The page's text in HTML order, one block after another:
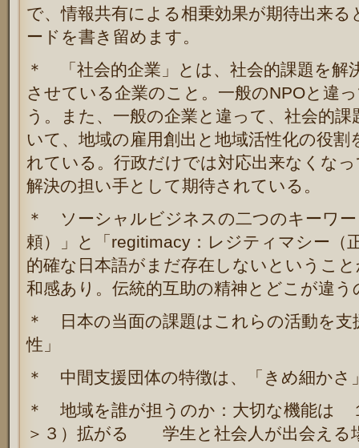
で、情報共有による相乗効果が期待出来
ードを書き留めます。
＊ 「社会的企業」とは、社会的課題を解
させている企業のこと。一般のNPOと違
う。また、一般の企業と違って、社会的
いて、地域の雇用創出と地域活性化の役
れている。行政だけでは対応出来なくな
解決の担い手として期待されている。
＊ ソーシャルビジネスの二つのキーワ
頼）」と「regitimacy：レジティマシー（
的確な日本語がまだ存在しないというこ
和感あり。伝統的互助の精神とどこが違う
＊ 日本の当面の課題はこれらの活動を支
性」
＊ 中間支援団体の特徴は、「きめ細かさ
＊ 地域を誰が担うのか：大切な機能
＞３）拡がる 学生と社会人が出会える